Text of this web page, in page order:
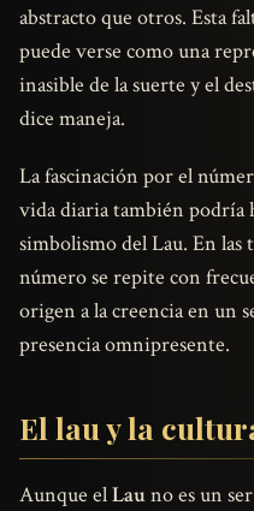
abstracto que otros. Esta
puede verse como una
inasible de la suerte y el
dice maneja.
La fascinación por el
vida diaria también podría
simbolismo del Lau. En las
número se repite con
origen a la creencia en un
presencia omnipresente.
El lau y la
Aunque elLauno es un